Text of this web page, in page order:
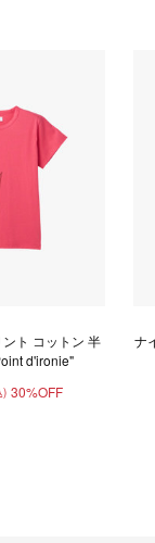
ト コットン 半
d'ironie"
) 30%OFF
ナ